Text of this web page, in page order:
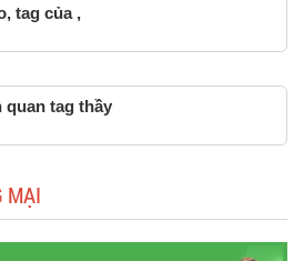
tag của ,
quan tag thầy
MẠI